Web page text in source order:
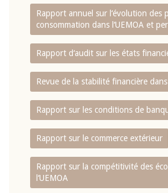
Rapport annuel sur l‘évolution des
consommation dans l‘UEMOA et
Rapport d‘audit sur les états
Revue de la stabilité financière dans
Rapport sur les conditions de
Rapport sur le commerce extérieur
Rapport sur la compétitivité des
l‘UEMOA